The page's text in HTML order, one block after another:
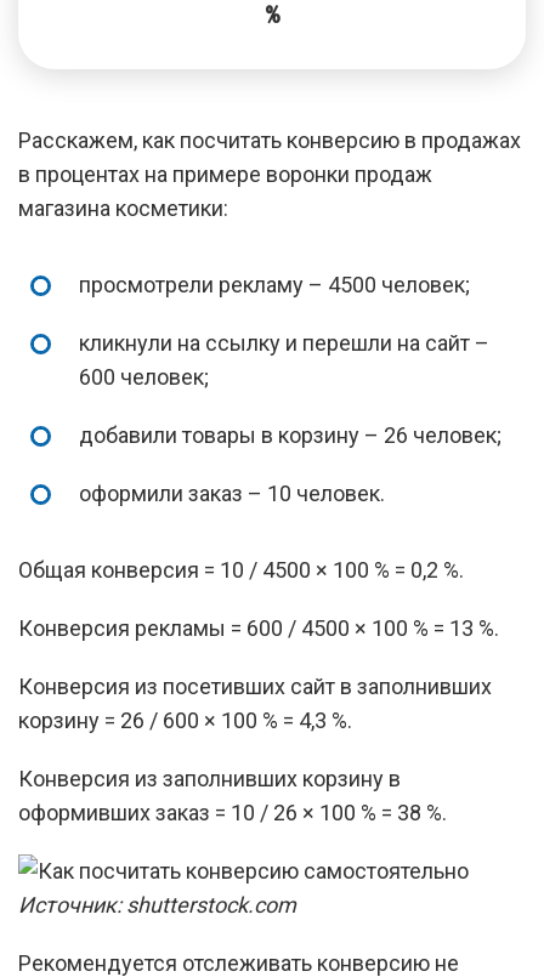
%
Расскажем, как посчитать конверсию в продажах
в процентах на примере воронки продаж
магазина косметики:
просмотрели рекламу – 4500 человек;
кликнули на ссылку и перешли на сайт –
600 человек;
добавили товары в корзину – 26 человек;
оформили заказ – 10 человек.
Общая конверсия = 10 / 4500 × 100 % = 0,2 %.
Конверсия рекламы = 600 / 4500 × 100 % = 13 %.
Конверсия из посетивших сайт в заполнивших
корзину = 26 / 600 × 100 % = 4,3 %.
Конверсия из заполнивших корзину в
оформивших заказ = 10 / 26 × 100 % = 38 %.
Источник: shutterstock.com
Рекомендуется отслеживать конверсию не